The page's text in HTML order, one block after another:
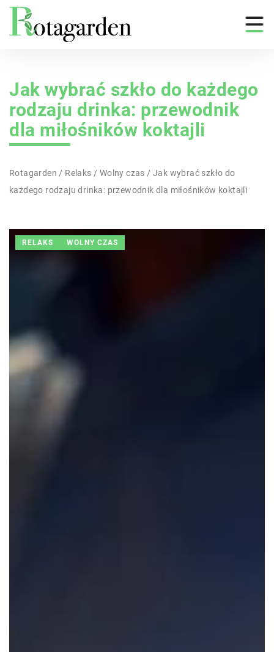
Jak wybrać szkło do każdego
rodzaju drinka: przewodnik
dla miłośników koktajli
Rotagarden / Relaks / Wolny czas /Jak wybrać szkło do
każdego rodzaju drinka: przewodnik dla miłośników koktajli
RELAKS WOLNY CZAS